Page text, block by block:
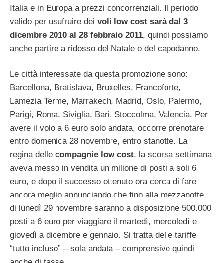
Italia e in Europa a prezzi concorrenziali. Il periodo
valido per usufruire dei voli low cost sarà dal 3
dicembre 2010 al 28 febbraio 2011, quindi possiamo
anche partire a ridosso del Natale o del capodanno.
Le città interessate da questa promozione sono:
Barcellona, Bratislava, Bruxelles, Francoforte,
Lamezia Terme, Marrakech, Madrid, Oslo, Palermo,
Parigi, Roma, Siviglia, Bari, Stoccolma, Valencia. Per
avere il volo a 6 euro solo andata, occorre prenotare
entro domenica 28 novembre, entro stanotte. La
regina delle compagnie low cost, la scorsa settimana
aveva messo in vendita un milione di posti a soli 6
euro, e dopo il successo ottenuto ora cerca di fare
ancora meglio annunciando che fino alla mezzanotte
di lunedì 29 novembre saranno a disposizione 500.000
posti a 6 euro per viaggiare il martedì, mercoledì e
giovedì a dicembre e gennaio. Si tratta delle tariffe
“tutto incluso” – sola andata – comprensive quindi